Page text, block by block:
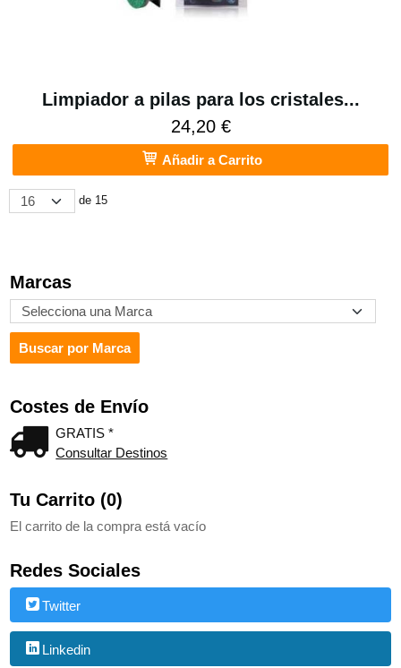
Marcas
Costes de Envío
GRATIS *
Consultar Destinos
Tu Carrito (0)
El carrito de la compra está vacío
Redes Sociales
Twitter
Linkedin
Limpiador a pilas para los cristales...
24,20 €
Añadir a Carrito
de 15